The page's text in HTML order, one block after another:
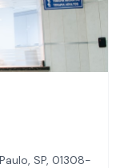
SP, 01308-